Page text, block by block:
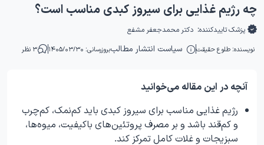
چه رژیم غذایی برای سیروز کبدی مناسب است؟
پزشک تاییدکننده: دکتر محمدجعفر مشفع
نویسنده: طلوع حقیقت سیاست انتشار مطالببروزرسانی: ۱۴۰۵/۰۳/۳۰ ۳ نظر
آنچه در این مقاله می‌خوانید
رژیم غذایی مناسب برای سیروز کبدی باید کم‌نمک، کم‌چرب
و کم‌قند باشد و بر مصرف پروتئین‌های باکیفیت، میوه‌ها،
سبزیجات و غلات کامل تمرکز کند.